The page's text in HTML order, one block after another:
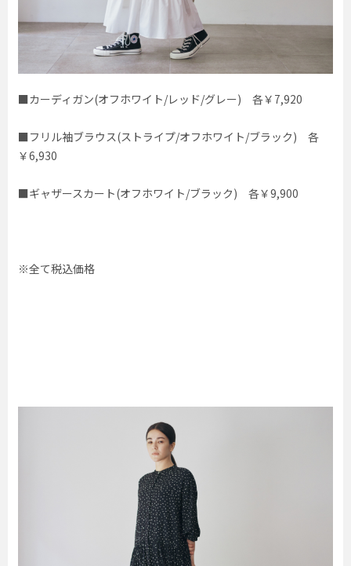
■カーディガン(オフホワイト/レッド/グレー) 各￥7,920
■フリル袖ブラウス(ストライプ/オフホワイト/ブラック) 各
￥6,930
■ギャザースカート(オフホワイト/ブラック) 各￥9,900
※全て税込価格